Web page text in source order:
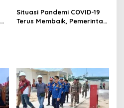
Situasi Pandemi COVID-19
Terus Membaik, Pemerintah